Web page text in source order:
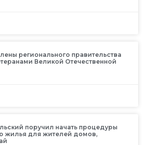
регионального правительства
Великой Отечественной
поручил начать процедуры
жилья для жителей домов,